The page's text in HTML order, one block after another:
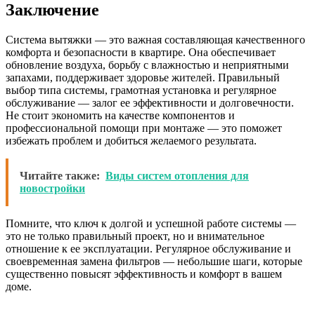
Заключение
Система вытяжки — это важная составляющая качественного
комфорта и безопасности в квартире. Она обеспечивает
обновление воздуха, борьбу с влажностью и неприятными
запахами, поддерживает здоровье жителей. Правильный
выбор типа системы, грамотная установка и регулярное
обслуживание — залог ее эффективности и долговечности.
Не стоит экономить на качестве компонентов и
профессиональной помощи при монтаже — это поможет
избежать проблем и добиться желаемого результата.
Читайте также: Виды систем отопления для
новостройки
Помните, что ключ к долгой и успешной работе системы —
это не только правильный проект, но и внимательное
отношение к ее эксплуатации. Регулярное обслуживание и
своевременная замена фильтров — небольшие шаги, которые
существенно повысят эффективность и комфорт в вашем
доме.